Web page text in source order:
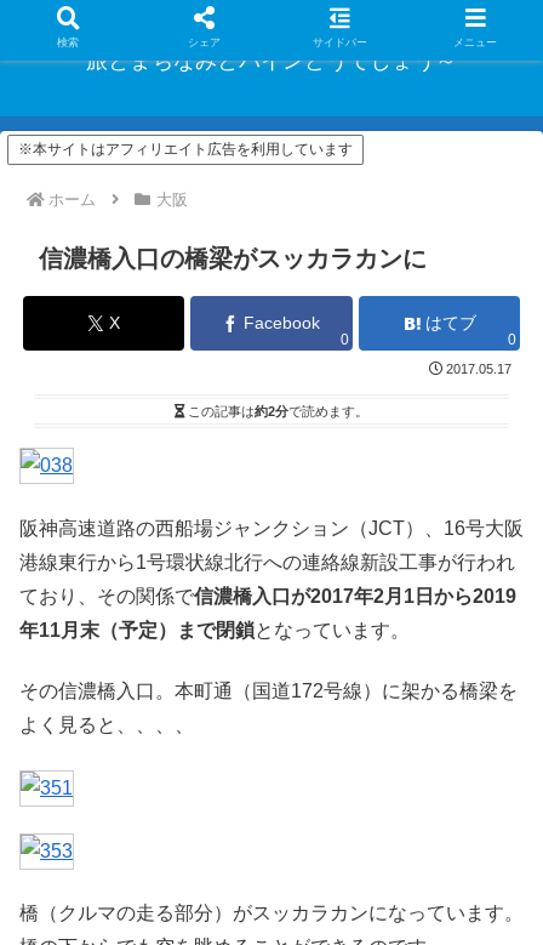
旅とまちなみとパインどうでしょう～
※本サイトはアフィリエイト広告を利用しています
ホーム 大阪
信濃橋入口の橋梁がスッカラカンに
X Facebook
0
はてブ
0
2017.05.17
この記事は約2分で読めます。
阪神高速道路の西船場ジャンクション（JCT）、16号大阪
港線東行から1号環状線北行への連絡線新設工事が行われ
ており、その関係で信濃橋入口が2017年2月1日から2019
年11月末（予定）まで閉鎖となっています。
その信濃橋入口。本町通（国道172号線）に架かる橋梁を
よく見ると、、、、
橋（クルマの走る部分）がスッカラカンになっています。
検索 シェア サイドバー メニュー